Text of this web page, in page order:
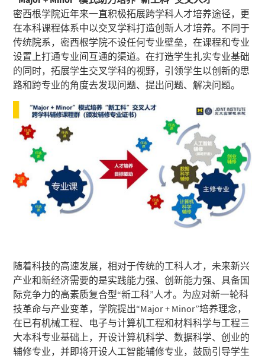
密西根学院近年来一直积极拓展跨学科人才培养途径，更
在本科课程体系中以交叉学科打造创新人才培养。不同于
传统院系，密西根学院不设任何专业壁垒，在课程和专业
设置上打通专业间互通的渠道。在打造学生扎实专业基础
的同时，拓展学生交叉学科的视野，引领学生以创新的思
路和跨专业的角度去发现问题、提出问题、解决问题。
随着科技的高速发展，相对于传统的工科人才，未来新兴
产业和新经济需要的是实践能力强、创新能力强、具备国
际竞争力的高素质复合型“新工科”人才。为应对新一轮科
技革命与产业变革，学院提出“Major + Minor”培养理念，
在已有机械工程、电子与计算机工程和材料科学与工程三
大本科专业基础上，开设计算机科学、数据科学、创业的
辅修专业，并即将开设人工智能辅修专业，鼓励引导学生